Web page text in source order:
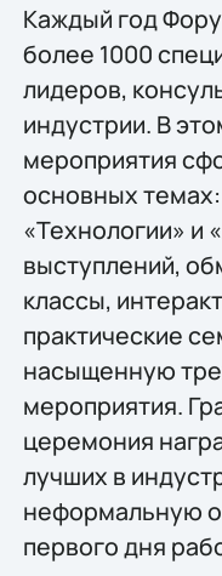
Каждый год
более 1000
лидеров,
индустрии. В
мероприятия
основных
«Технологии» и
выступлений,
классы,
практические
насыщенную
мероприятия.
церемония
лучших в
неформальную
первого дня